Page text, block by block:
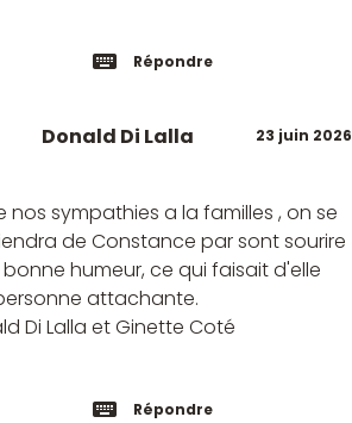
Répondre
23 juin 2026
Donald Di Lalla
nos sympathies a la familles , on se
de Constance par sont sourire
humeur, ce qui faisait d'elle
attachante.
Di Lalla et Ginette Coté
Répondre